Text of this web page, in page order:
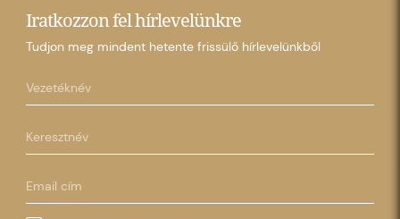
Iratkozzon fel hírlevelünkre
Tudjon meg mindent hetente frissülő hírlevelünkből